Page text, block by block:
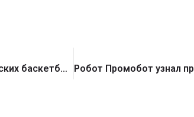
Роботы Промобот поддержат Пермских баскетболистов